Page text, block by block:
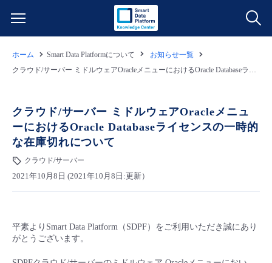
クラウド/サーバー
ネットワーク
モニタリング/監査
データ利活用
クラウド/サーバー
IoT
料金情報
料金シミュレーター
クラウド/サーバー
ご利用開始ガイド
- 管理機能
- バックアップ
故障/メンテナンス情報
ホーム Smart Data Platformについて
お知らせ一覧
クラウド/サーバー ミドルウェアOracleメニューにおけるOracle Databaseライセンスの一時的な在庫切れについて
クラウド/サーバー ミドルウェアOracleメニュ
ーにおけるOracle Databaseライセンスの一時的
な在庫切れについて
クラウド/サーバー
2021年10月8日 (2021年10月8日:更新）
平素よりSmart Data Platform（SDPF）をご利用いただき誠にあり
がとうございます。